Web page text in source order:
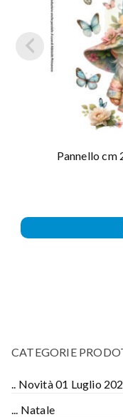
Pannello cm
CATEGORIE
.. Novità 01 Luglio
... Natale